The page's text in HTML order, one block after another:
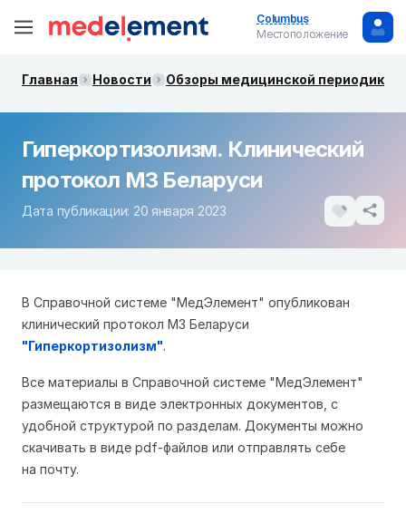
Columbus
Местоположение
Главная Новости Обзоры медицинской периодики.
Гиперкортизолизм. Клинический
протокол МЗ Беларуси
Дата публикации: 20 января 2023
В Справочной системе "МедЭлемент" опубликован
клинический протокол МЗ Беларуси
"Гиперкортизолизм".
Все материалы в Справочной системе "МедЭлемент"
размещаются в виде электронных документов, с
удобной структурой по разделам. Документы можно
скачивать в виде pdf-файлов или отправлять себе
на почту.